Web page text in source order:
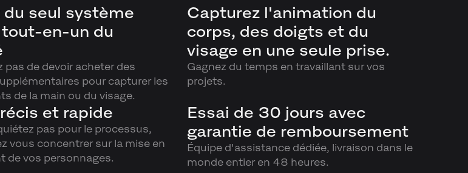
seul système
en-un du
pas de devoir acheter des
pour capturer les
de la main ou du visage.
Capturez l'animation du
corps, des doigts et du
visage en une seule prise.
Gagnez du temps en travaillant sur vos
projets.
et rapide
pas pour le processus,
vous concentrer sur la mise en
de vos personnages.
Essai de 30 jours avec
garantie de remboursement
Équipe d'assistance dédiée, livraison dans le
monde entier en 48 heures.